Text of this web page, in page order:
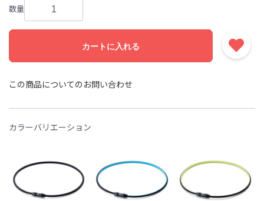
数量
カートに入れる
この商品についてのお問い合わせ
カラーバリエーション